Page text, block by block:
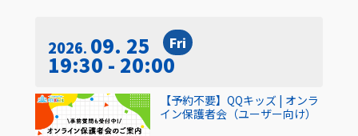
2026 09. 25 Fri
19:30 - 20:00
【予約不要】QQキッズ | オンラ
イン保護者会（ユーザー向け）